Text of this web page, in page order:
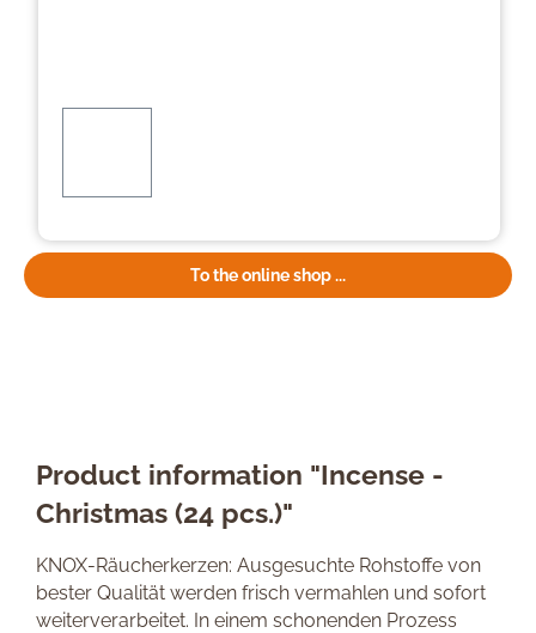
To the online shop ...
Product information "Incense -
Christmas (24 pcs.)"
KNOX-Räucherkerzen: Ausgesuchte Rohstoffe von
bester Qualität werden frisch vermahlen und sofort
weiterverarbeitet. In einem schonenden Prozess